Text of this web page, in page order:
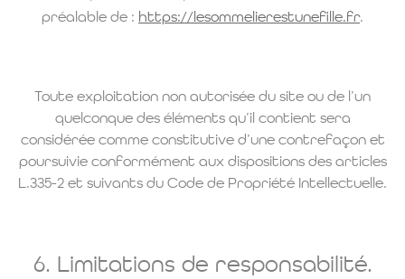
préalable de : https://lesommelierestunefille.fr.
Toute exploitation non autorisée du site ou de l’un
quelconque des éléments qu’il contient sera
considérée comme constitutive d’une contrefaçon et
poursuivie conformément aux dispositions des articles
L.335-2 et suivants du Code de Propriété Intellectuelle.
6. Limitations de responsabilité.